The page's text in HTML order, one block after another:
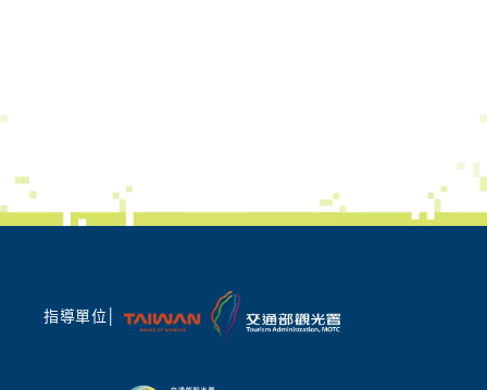
指導單位│